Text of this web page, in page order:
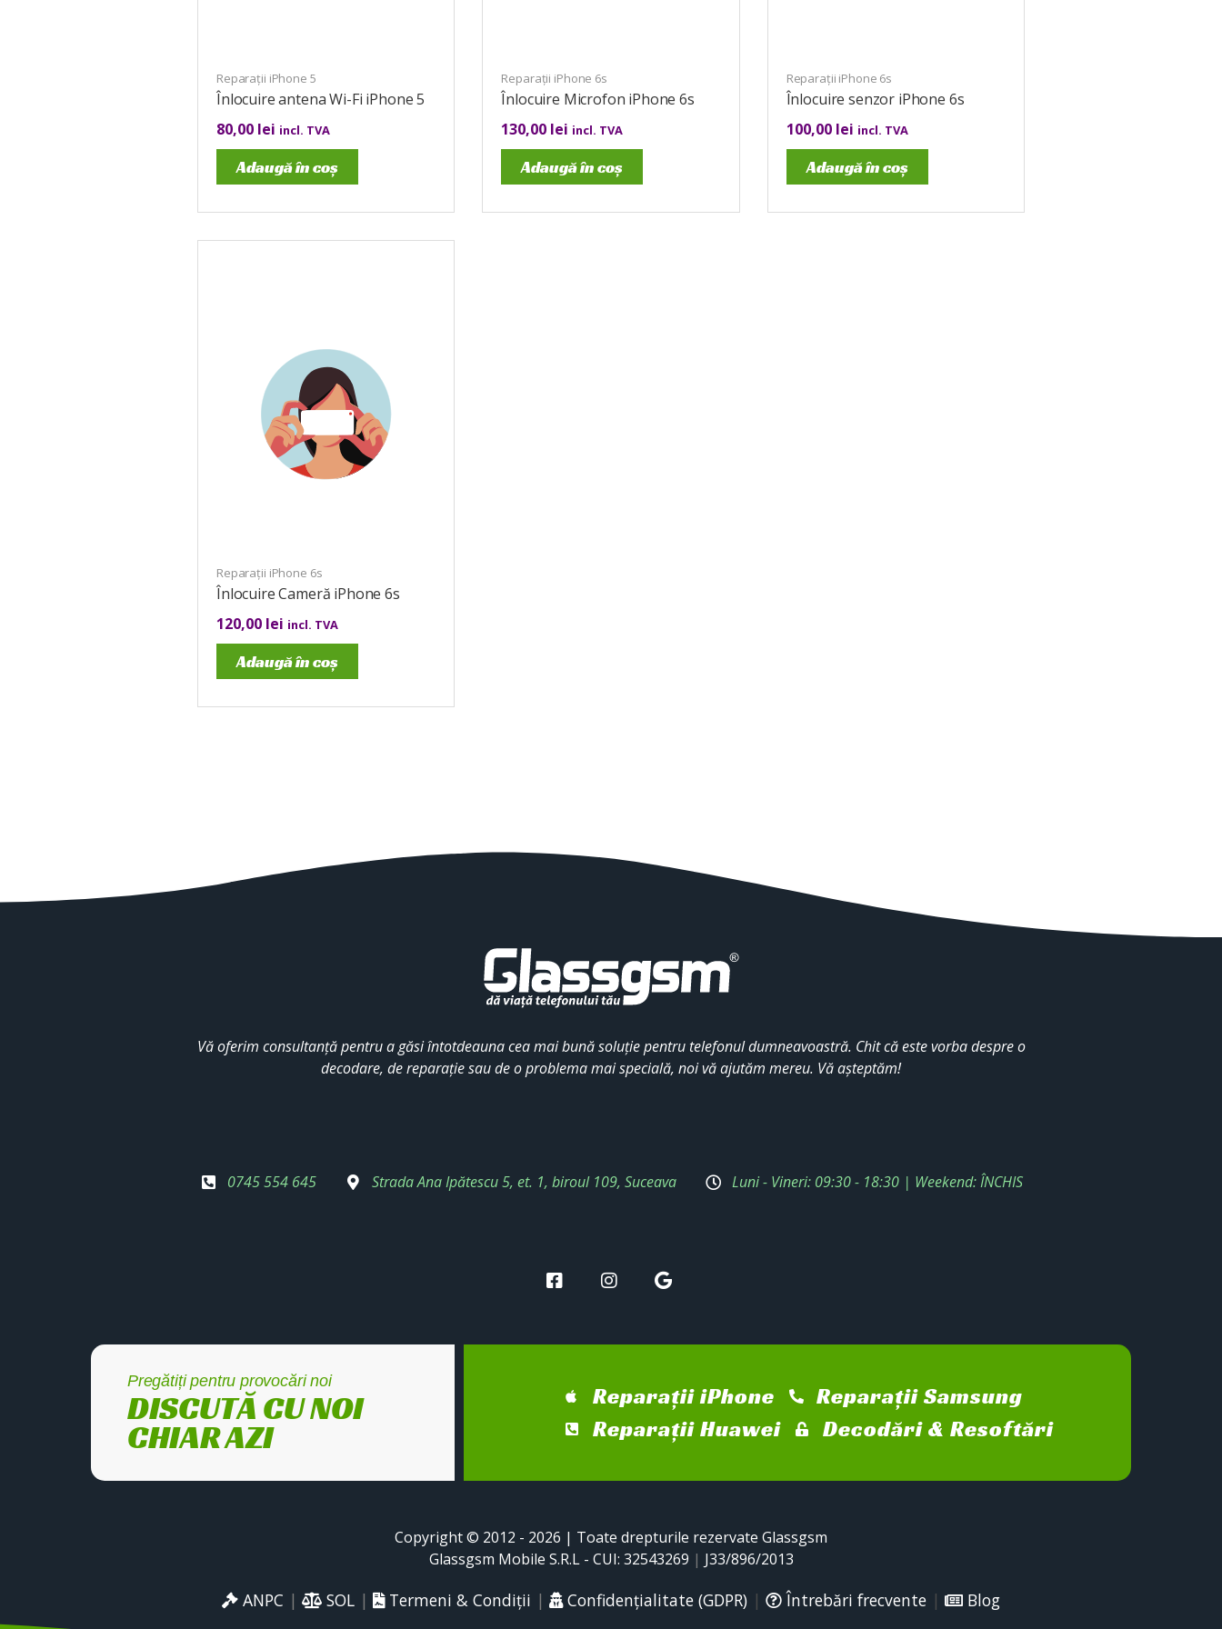
Reparații iPhone 5
Înlocuire antena Wi-Fi iPhone 5
80,00 lei incl. TVA
Adaugă în coș
Reparații iPhone 6s
Înlocuire Microfon iPhone 6s
130,00 lei incl. TVA
Adaugă în coș
Reparații iPhone 6s
Înlocuire senzor iPhone 6s
100,00 lei incl. TVA
Adaugă în coș
Reparații iPhone 6s
Înlocuire Cameră iPhone 6s
120,00 lei incl. TVA
Adaugă în coș
Vă oferim consultanță pentru a găsi întotdeauna cea mai bună soluție pentru telefonul dumneavoastră. Chit că este vorba despre o
decodare, de reparație sau de o problema mai specială, noi vă ajutăm mereu. Vă așteptăm!
0745 554 645 Strada Ana Ipătescu 5, et. 1, biroul 109, Suceava Luni - Vineri: 09:30 - 18:30 | Weekend: ÎNCHIS
Pregătiți pentru provocări noi
DISCUTĂ CU NOI
CHIAR AZI
Reparații iPhone
Reparații Samsung
Reparații Huawei
Decodări & Resoftări
Copyright © 2012 - 2026 | Toate drepturile rezervate Glassgsm
Glassgsm Mobile S.R.L - CUI: 32543269 | J33/896/2013
ANPC | SOL | Termeni & Condiții | Confidențialitate (GDPR) | Întrebări frecvente | Blog